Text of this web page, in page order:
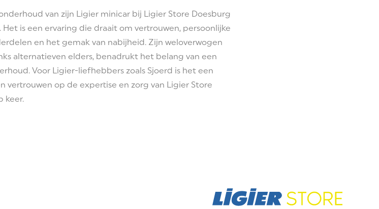
van zijn Ligier minicar bij Ligier Store Doesburg
is een ervaring die draait om vertrouwen, persoonlijke
en het gemak van nabijheid. Zijn weloverwogen
alternatieven elders, benadrukt het belang van een
Voor Ligier-liefhebbers zoals Sjoerd is het een
op de expertise en zorg van Ligier Store
keer.